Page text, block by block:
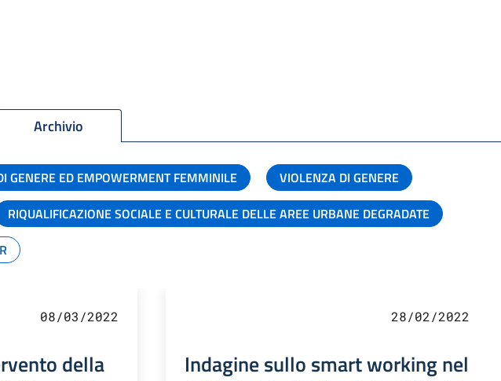
Archivio
GENERE ED EMPOWERMENT FEMMINILE
VIOLENZA DI GENERE
RIQUALIFICAZIONE SOCIALE E CULTURALE DELLE AREE URBANE DEGRADATE
08/03/2022
della
28/02/2022
Indagine sullo smart working nel